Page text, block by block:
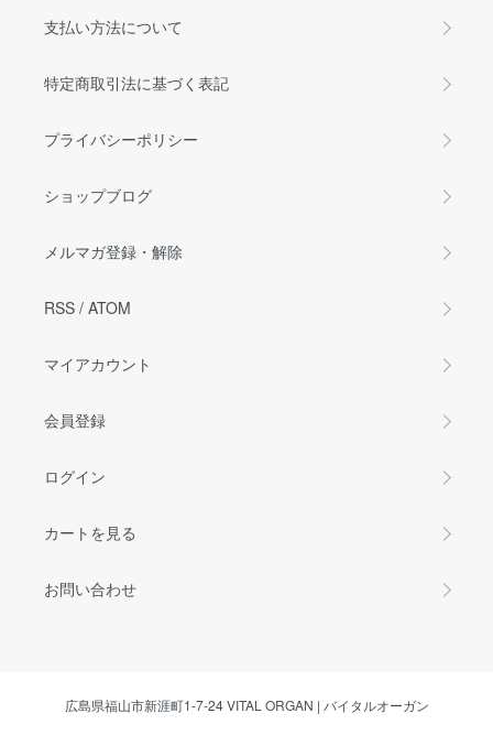
支払い方法について
特定商取引法に基づく表記
プライバシーポリシー
ショップブログ
メルマガ登録・解除
RSS / ATOM
マイアカウント
会員登録
ログイン
カートを見る
お問い合わせ
広島県福山市新涯町1-7-24 VITAL ORGAN | バイタルオーガン